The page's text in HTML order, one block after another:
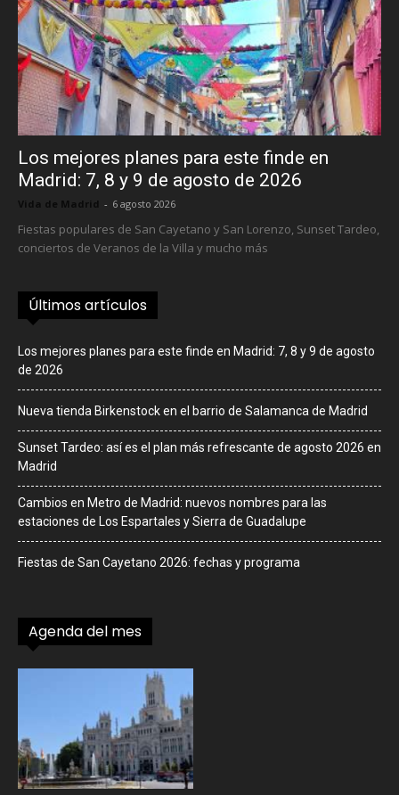
Los mejores planes para este finde en
Madrid: 7, 8 y 9 de agosto de 2026
Vida de Madrid - 6 agosto 2026
Fiestas populares de San Cayetano y San Lorenzo, Sunset Tardeo,
conciertos de Veranos de la Villa y mucho más
Últimos artículos
Los mejores planes para este finde en Madrid: 7, 8 y 9 de agosto
de 2026
Nueva tienda Birkenstock en el barrio de Salamanca de Madrid
Sunset Tardeo: así es el plan más refrescante de agosto 2026 en
Madrid
Cambios en Metro de Madrid: nuevos nombres para las
estaciones de Los Espartales y Sierra de Guadalupe
Fiestas de San Cayetano 2026: fechas y programa
Agenda del mes